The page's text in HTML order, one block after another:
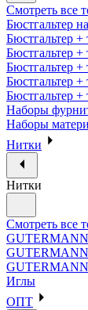
Смотреть все
Бюстгальтер
Бюстгальтер
Бюстгальтер
Бюстгальтер
Бюстгальтер +
Бюстгальтер
Наборы
Наборы
Нитки
Нитки
Смотреть все
GUTERMANN
Иглы
ОПТ